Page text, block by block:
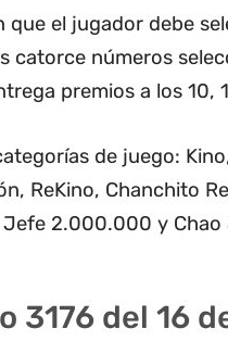
que el jugador debe
catorce números
premios a los 10,
de juego:
ReKino, Chanchito
Jefe 2.000.000 y
3176 del 16